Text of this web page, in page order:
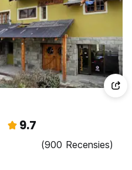
9.7
(900 Recensies)